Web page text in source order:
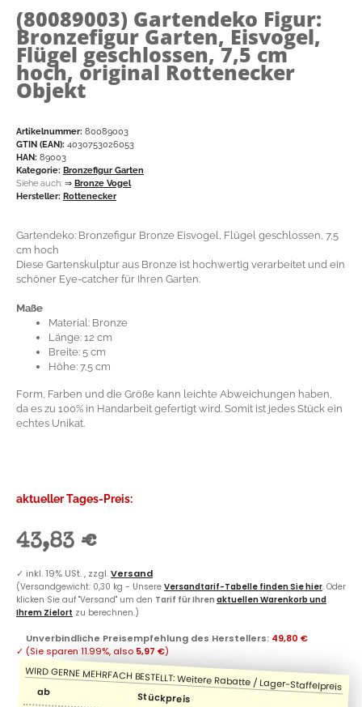
(80089003) Gartendeko Figur:
Bronzefigur Garten, Eisvogel,
Flügel geschlossen, 7,5 cm
hoch, original Rottenecker
Objekt
Artikelnummer: 80089003
GTIN (EAN): 4030753026053
HAN: 89003
Kategorie: Bronzefigur Garten
Siehe auch: ⇒ Bronze Vogel
Hersteller: Rottenecker
Gartendeko: Bronzefigur Bronze Eisvogel, Flügel geschlossen, 7,5
cm hoch
Diese Gartenskulptur aus Bronze ist hochwertig verarbeitet und ein
schöner Eye-catcher für Ihren Garten.
Maße
Material: Bronze
Länge: 12 cm
Breite: 5 cm
Höhe: 7,5 cm
Form, Farben und die Größe kann leichte Abweichungen haben,
da es zu 100% in Handarbeit gefertigt wird. Somit ist jedes Stück ein
echtes Unikat.
aktueller Tages-Preis:
43,83 €
✓ inkl. 19% USt. , zzgl.Versand
(Versandgewicht: 0,30 kg - Unsere Versandtarif-Tabelle finden Sie hier. Oder
klicken Sie auf "Versand" um den Tarif für Ihren aktuellen Warenkorb und
Ihrem Zielort zu berechnen.)
Unverbindliche Preisempfehlung des Herstellers: 49,80 €
✓ (Sie sparen 11.99%, also 5,97 €)
ab Stückpreis